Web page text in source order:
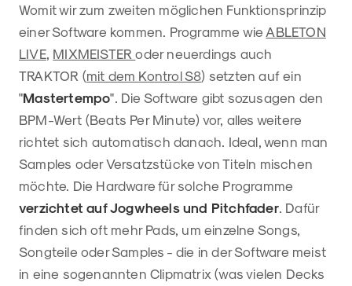
Womit wir zum zweiten möglichen Funktionsprinzip
einer Software kommen. Programme wie ABLETON
LIVE, MIXMEISTERoder neuerdings auch
TRAKTOR (mit dem Kontrol S8) setzten auf ein
"Mastertempo". Die Software gibt sozusagen den
BPM-Wert (Beats Per Minute) vor, alles weitere
richtet sich automatisch danach. Ideal, wenn man
Samples oder Versatzstücke von Titeln mischen
möchte. Die Hardware für solche Programme
verzichtet auf Jogwheels und Pitchfader. Dafür
finden sich oft mehr Pads, um einzelne Songs,
Songteile oder Samples - die in der Software meist
in eine sogenannten Clipmatrix (was vielen Decks